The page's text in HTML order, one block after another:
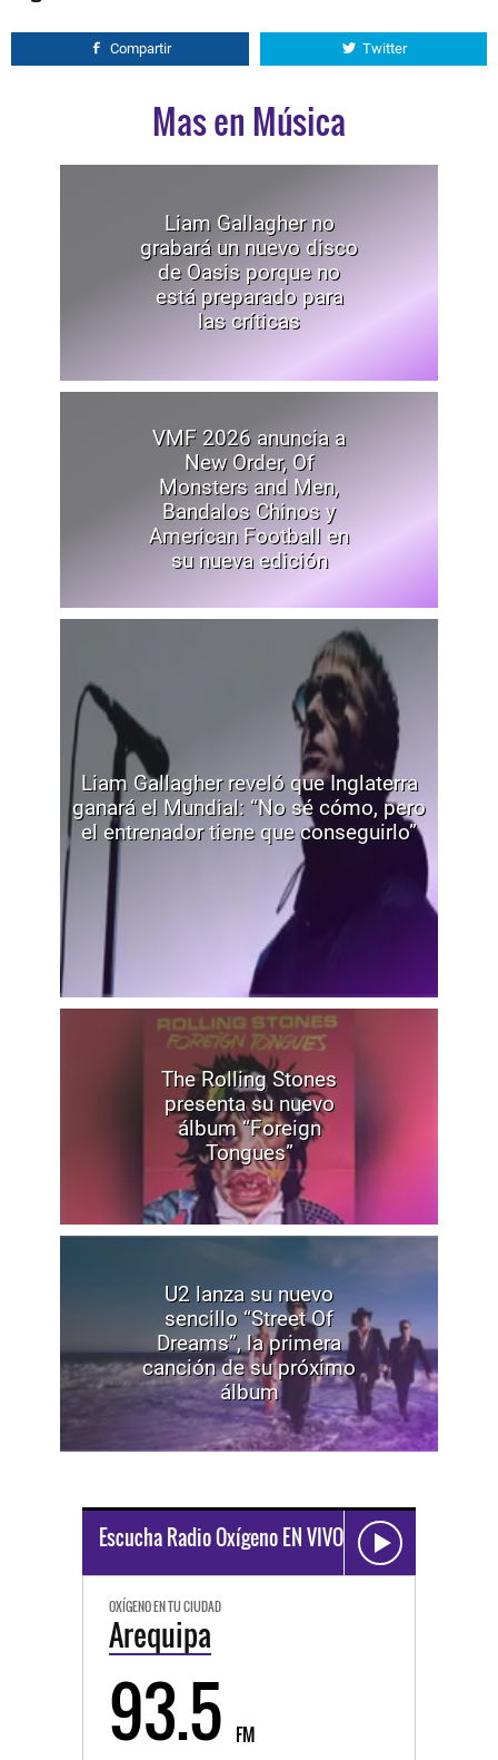
Compartir Twitter
Mas en Música
Liam Gallagher no
grabará un nuevo disco
de Oasis porque no
está preparado para
las críticas
VMF 2026 anuncia a
New Order, Of
Monsters and Men,
Bandalos Chinos y
American Football en
su nueva edición
Liam Gallagher reveló que Inglaterra
ganará el Mundial: “No sé cómo, pero
el entrenador tiene que conseguirlo”
The Rolling Stones
presenta su nuevo
álbum “Foreign
Tongues”
U2 lanza su nuevo
sencillo “Street Of
Dreams”, la primera
canción de su próximo
álbum
Escucha Radio Oxígeno EN VIVO
OXÍGENO EN TU CIUDAD
Arequipa
93.5 FM